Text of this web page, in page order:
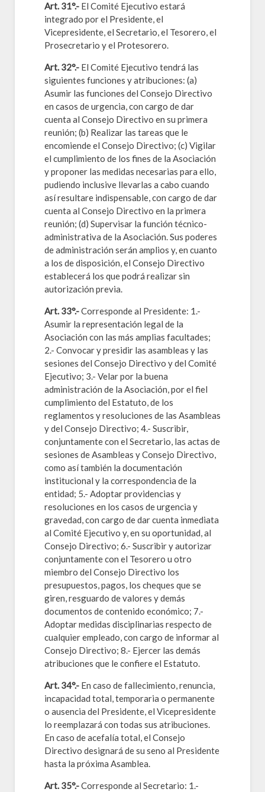
Art. 31°.- El Comité Ejecutivo estará
integrado por el Presidente, el
Vicepresidente, el Secretario, el Tesorero, el
Prosecretario y el Protesorero.
Art. 32°.- El Comité Ejecutivo tendrá las
siguientes funciones y atribuciones: (a)
Asumir las funciones del Consejo Directivo
en casos de urgencia, con cargo de dar
cuenta al Consejo Directivo en su primera
reunión; (b) Realizar las tareas que le
encomiende el Consejo Directivo; (c) Vigilar
el cumplimiento de los fines de la Asociación
y proponer las medidas necesarias para ello,
pudiendo inclusive llevarlas a cabo cuando
así resultare indispensable, con cargo de dar
cuenta al Consejo Directivo en la primera
reunión; (d) Supervisar la función técnico-
administrativa de la Asociación. Sus poderes
de administración serán amplios y, en cuanto
a los de disposición, el Consejo Directivo
establecerá los que podrá realizar sin
autorización previa.
Art. 33°.-Corresponde al Presidente: 1.-
Asumir la representación legal de la
Asociación con las más amplias facultades;
2.- Convocar y presidir las asambleas y las
sesiones del Consejo Directivo y del Comité
Ejecutivo; 3.- Velar por la buena
administración de la Asociación, por el fiel
cumplimiento del Estatuto, de los
reglamentos y resoluciones de las Asambleas
y del Consejo Directivo; 4.- Suscribir,
conjuntamente con el Secretario, las actas de
sesiones de Asambleas y Consejo Directivo,
como así también la documentación
institucional y la correspondencia de la
entidad; 5.- Adoptar providencias y
resoluciones en los casos de urgencia y
gravedad, con cargo de dar cuenta inmediata
al Comité Ejecutivo y, en su oportunidad, al
Consejo Directivo; 6.- Suscribir y autorizar
conjuntamente con el Tesorero u otro
miembro del Consejo Directivo los
presupuestos, pagos, los cheques que se
giren, resguardo de valores y demás
documentos de contenido económico; 7.-
Adoptar medidas disciplinarias respecto de
cualquier empleado, con cargo de informar al
Consejo Directivo; 8.- Ejercer las demás
atribuciones que le confiere el Estatuto.
Art. 34°.- En caso de fallecimiento, renuncia,
incapacidad total, temporaria o permanente
o ausencia del Presidente, el Vicepresidente
lo reemplazará con todas sus atribuciones.
En caso de acefalía total, el Consejo
Directivo designará de su seno al Presidente
hasta la próxima Asamblea.
Art. 35°.-Corresponde al Secretario: 1.-